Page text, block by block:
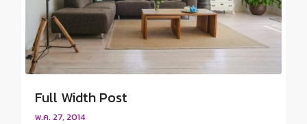
Full Width Post
พ.ค. 27, 2014